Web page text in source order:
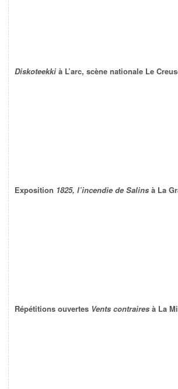
Diskoteekki à L’arc, scène nationale Le
Exposition 1825, l’incendie de Salins à La
Répétitions ouvertes Vents contraires à La